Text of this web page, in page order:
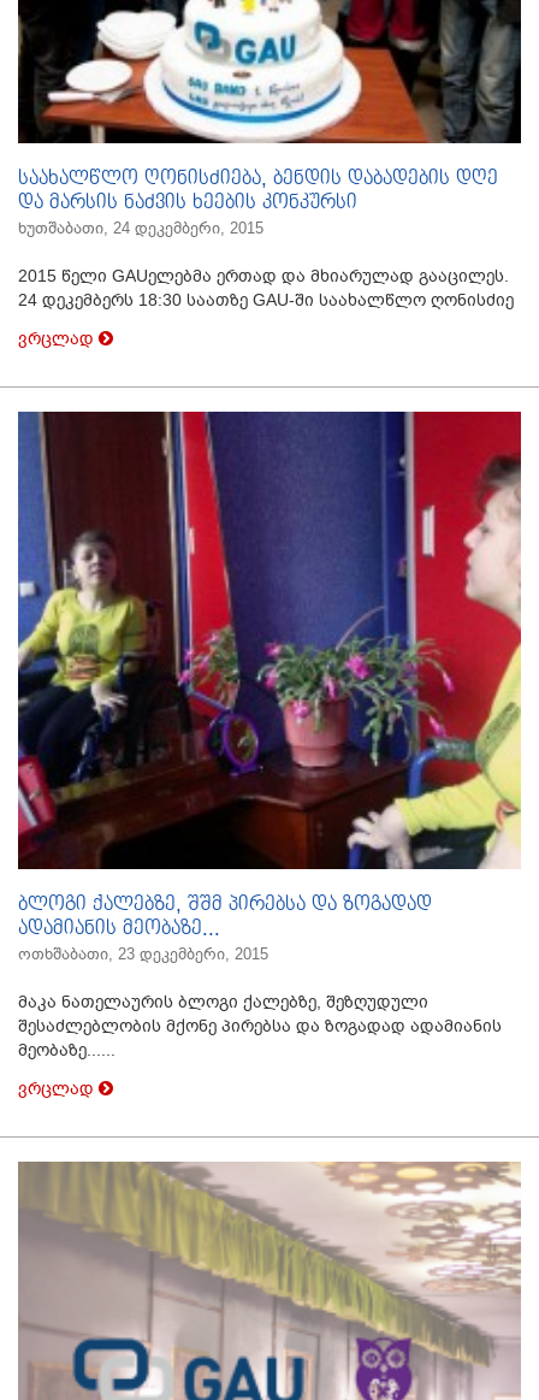
საახალწლო ღონისძიება, ბენდის დაბადების დღე
და მარსის ნაძვის ხეების კონკურსი
ხუთშაბათი, 24 დეკემბერი, 2015
2015 წელი GAUელებმა ერთად და მხიარულად გააცილეს.
24 დეკემბერს 18:30 საათზე GAU-ში საახალწლო ღონისძიე
ვრცლად
ბლოგი ქალებზე, შშმ პირებსა და ზოგადად
ადამიანის მეობაზე...
ოთხშაბათი, 23 დეკემბერი, 2015
მაკა ნათელაურის ბლოგი ქალებზე, შეზღუდული
შესაძლებლობის მქონე პირებსა და ზოგადად ადამიანის
მეობაზე......
ვრცლად